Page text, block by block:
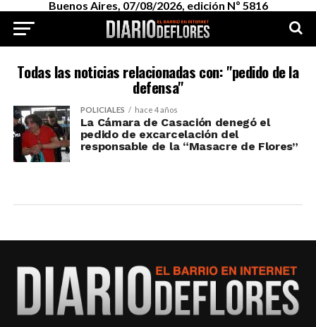
Buenos Aires, 07/08/2026, edición Nº 5816
Todas las noticias relacionadas con: "pedido de la
defensa"
POLICIALES hace 4 años
La Cámara de Casación denegó el
pedido de excarcelación del
responsable de la “Masacre de Flores”